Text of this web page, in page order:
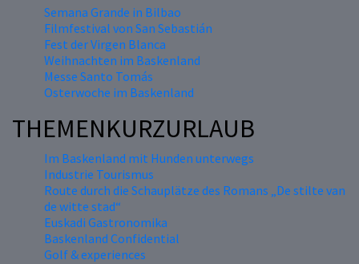
Semana Grande in Bilbao
Filmfestival von San Sebastián
Fest der Virgen Blanca
Weihnachten im Baskenland
Messe Santo Tomás
Osterwoche im Baskenland
THEMENKURZURLAUB
Im Baskenland mit Hunden unterwegs
Industrie Tourismus
Route durch die Schauplätze des Romans „De stilte van
de witte stad“
Euskadi Gastronomika
Baskenland Confidential
Golf & experiences